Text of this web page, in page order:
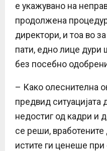
е укажувано на
продолжена
директори, и тоа во
пати, едно лице дури
без посебно
– Како олеснителна
предвид ситуацијата
недостиг од кадри и
се реши, вработените
истите ги ценеше